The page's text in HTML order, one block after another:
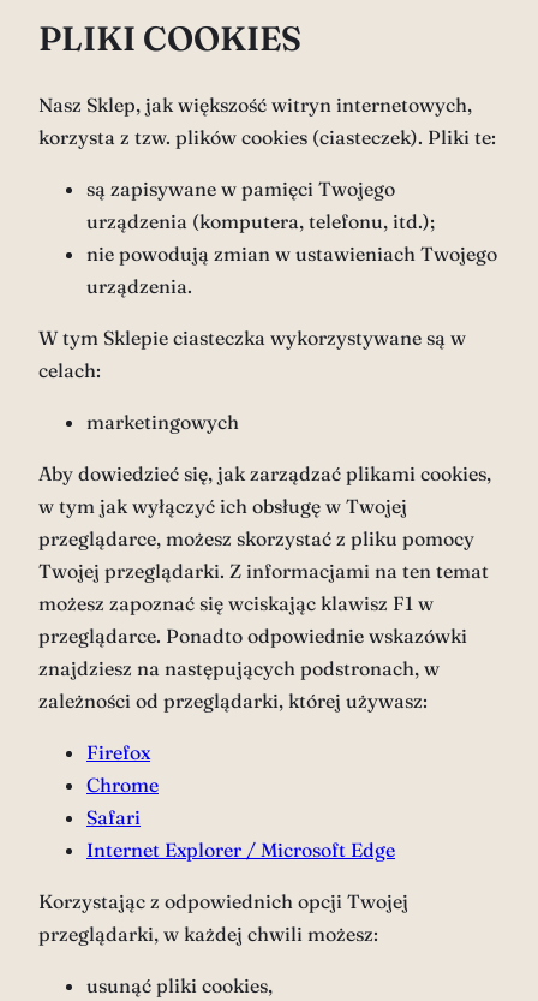
PLIKI COOKIES
Nasz Sklep, jak większość witryn internetowych,
korzysta z tzw. plików cookies (ciasteczek). Pliki te:
są zapisywane w pamięci Twojego
urządzenia (komputera, telefonu, itd.);
nie powodują zmian w ustawieniach Twojego
urządzenia.
W tym Sklepie ciasteczka wykorzystywane są w
celach:
marketingowych
Aby dowiedzieć się, jak zarządzać plikami cookies,
w tym jak wyłączyć ich obsługę w Twojej
przeglądarce, możesz skorzystać z pliku pomocy
Twojej przeglądarki. Z informacjami na ten temat
możesz zapoznać się wciskając klawisz F1 w
przeglądarce. Ponadto odpowiednie wskazówki
znajdziesz na następujących podstronach, w
zależności od przeglądarki, której używasz:
Firefox
Chrome
Safari
Internet Explorer / Microsoft Edge
Korzystając z odpowiednich opcji Twojej
przeglądarki, w każdej chwili możesz:
usunąć pliki cookies,